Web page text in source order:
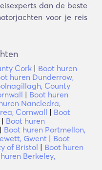
dan de beste
voor je reis
Cork | Boot huren
huren Dunderrow,
County
| Boot huren
Nancledra,
Cornwall | Boot
| Boot huren
| Boot huren Portmellon,
Gwent | Boot
of Bristol | Boot huren
Berkeley,